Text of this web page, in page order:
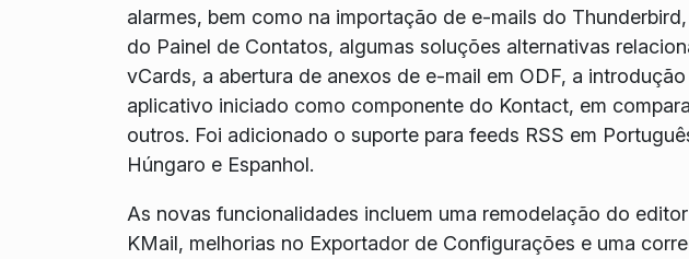
alarmes, bem como na importação de e-mails do
do Painel de Contatos, algumas soluções alternativas
vCards, a abertura de anexos de e-mail em ODF, a
aplicativo iniciado como componente do Kontact, em
outros. Foi adicionado o suporte para feeds RSS em
Húngaro e Espanhol.
As novas funcionalidades incluem uma remodelação do
KMail, melhorias no Exportador de Configurações e uma